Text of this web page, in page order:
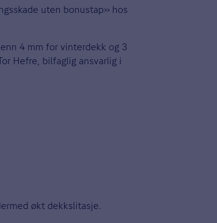
uten bonustap» hos
4 mm for vinterdekk og 3
Hefre, bilfaglig ansvarlig i
økt dekkslitasje.